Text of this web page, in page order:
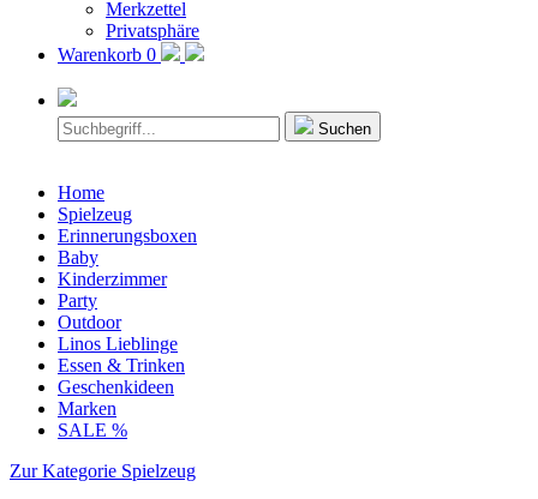
Merkzettel
Privatsphäre
Warenkorb 0
Suchen
Home
Spielzeug
Erinnerungsboxen
Baby
Kinderzimmer
Party
Outdoor
Linos Lieblinge
Essen & Trinken
Geschenkideen
Marken
SALE %
Zur Kategorie Spielzeug